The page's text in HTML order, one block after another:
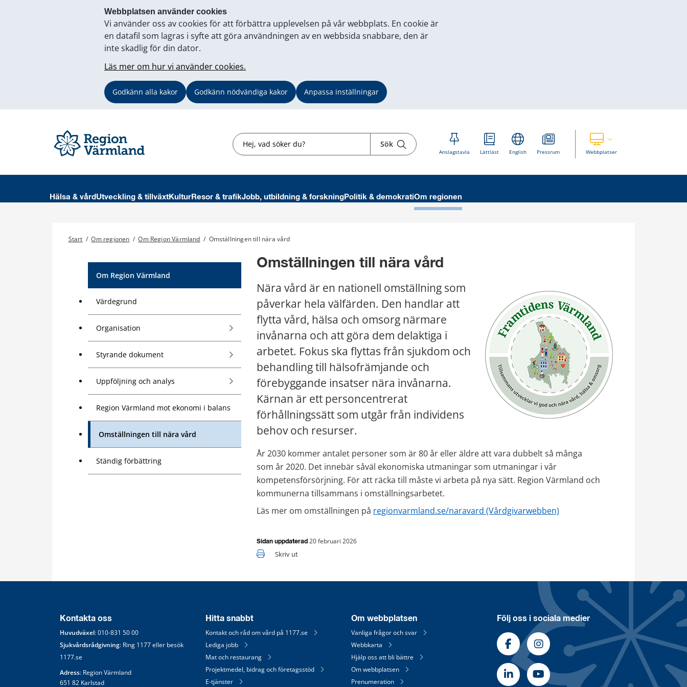
Webbplatsen använder cookies
Vi använder oss av cookies för att förbättra upplevelsen på vår webbplats. En cookie är
en datafil som lagras i syfte att göra användningen av en webbsida snabbare, den är
inte skadlig för din dator.
Läs mer om hur vi använder cookies.
Godkänn alla kakor Godkänn nödvändiga kakor Anpassa inställningar
Sök Sök
Anslagstavla Lättläst English Pressrum WebbplatserVisa våra andra webbplatser
Hälsa & vård Utveckling & tillväxtKulturResor & trafikJobb, utbildning & forskningPolitik & demokratiOm regionen
Start / Om regionen / Om Region Värmland / Omställningen till nära vård
Om Region Värmland
Värdegrund
Organisation
Styrande dokument
Uppföljning och analys
Region Värmland mot ekonomi i balans
Omställningen till nära vård
Ständig förbättring
Omställningen till nära vård
Nära vård är en nationell omställning som
påverkar hela välfärden. Den handlar att
flytta vård, hälsa och omsorg närmare
invånarna och att göra dem delaktiga i
arbetet. Fokus ska flyttas från sjukdom och
behandling till hälsofrämjande och
förebyggande insatser nära invånarna.
Kärnan är ett personcentrerat
förhållningssätt som utgår från individens
behov och resurser.
År 2030 kommer antalet personer som är 80 år eller äldre att vara dubbelt så många
som år 2020. Det innebär såväl ekonomiska utmaningar som utmaningar i vår
kompetensförsörjning. För att räcka till måste vi arbeta på nya sätt. Region Värmland och
kommunerna tillsammans i omställningsarbetet.
Läs mer om omställningen på regionvarmland.se/naravard (Vårdgivarwebben)
Sidan uppdaterad 20 februari 2026
Skriv ut
Kontakta oss
Huvudväxel: 010-831 50 00
Sjukvårdsrådgivning: Ring 1177 eller besök
1177.se
Adress: Region Värmland
651 82 Karlstad
Hitta snabbt
Kontakt och råd om vård på 1177.se
Lediga jobb
Mat och restaurang
Projektmedel, bidrag och företagsstöd
E-tjänster
Om webbplatsen
Vanliga frågor och svar
Webbkarta
Hjälp oss att bli bättre
Om webbplatsen
Prenumeration
Följ oss i sociala medier